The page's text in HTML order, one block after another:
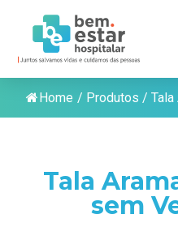
Home / Produtos / Tala
Tala
sem